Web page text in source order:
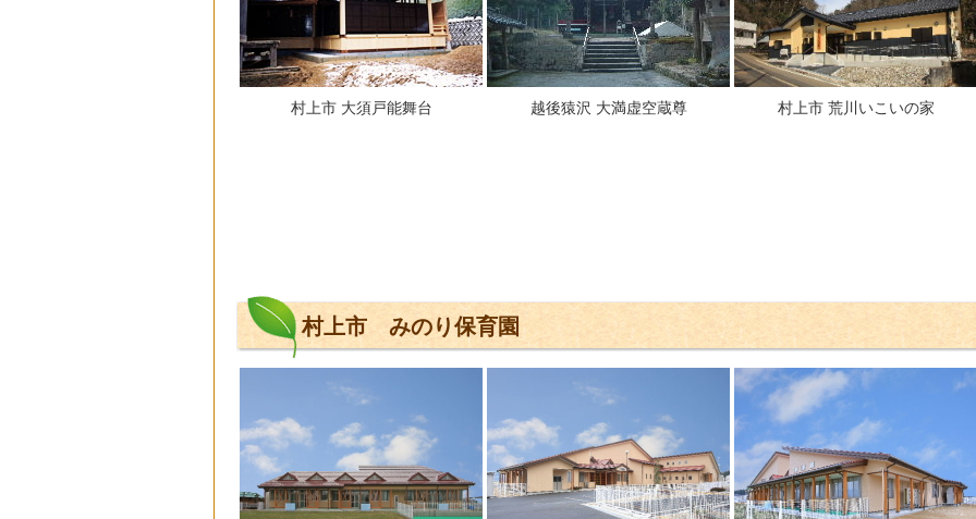
村上市 大須戸能舞台 越後猿沢 大満虚空蔵尊 村上市 荒川いこいの家
村上市 みのり保育園